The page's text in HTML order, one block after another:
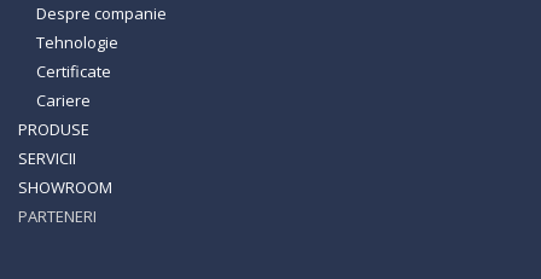
Despre companie
Tehnologie
Certificate
Cariere
PRODUSE
SERVICII
SHOWROOM
PARTENERI